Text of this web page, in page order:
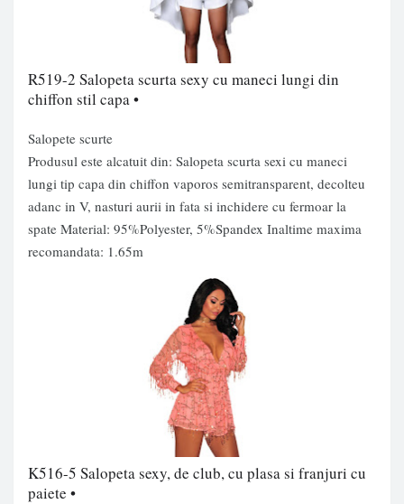
R519-2 Salopeta scurta sexy cu maneci lungi din
chiffon stil capa •
Salopete scurte
Produsul este alcatuit din: Salopeta scurta sexi cu maneci
lungi tip capa din chiffon vaporos semitransparent, decolteu
adanc in V, nasturi aurii in fata si inchidere cu fermoar la
spate Material: 95%Polyester, 5%Spandex Inaltime maxima
recomandata: 1.65m
K516-5 Salopeta sexy, de club, cu plasa si franjuri cu
paiete •